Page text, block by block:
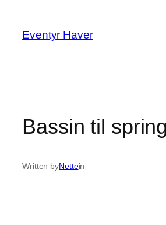
indhold
Eventyr Haver
Bassin til
Written byNettein